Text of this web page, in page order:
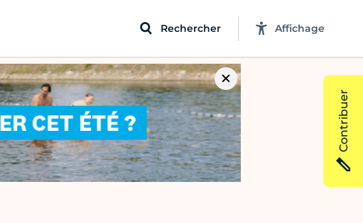
Rechercher Affichage
Contribuer